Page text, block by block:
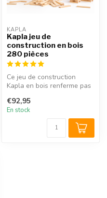
KAPLA
Kapla jeu de
construction en bois
280 pièces
Ce jeu de construction
Kapla en bois renferme pas
ass...
€92,95
En stock